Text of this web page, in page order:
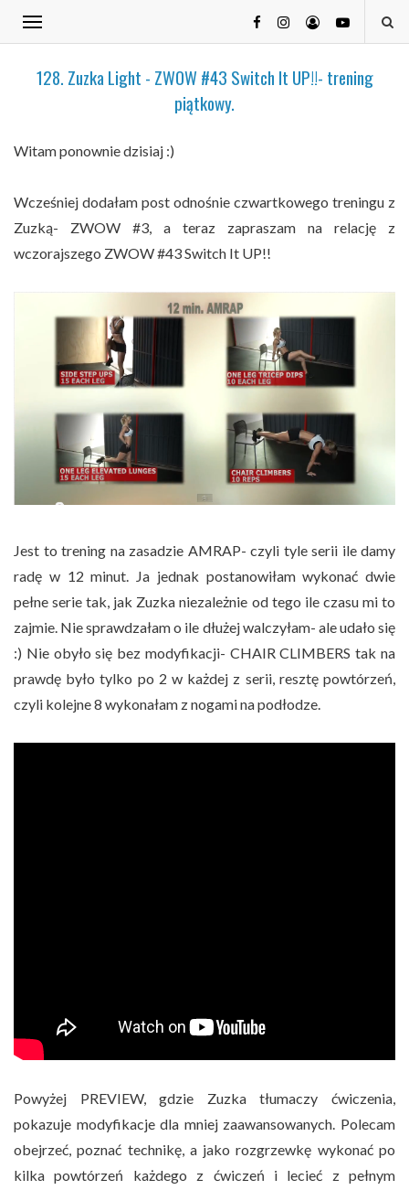
128. Zuzka Light - ZWOW #43 Switch It UP!!- trening
piątkowy.
Witam ponownie dzisiaj :)
Wcześniej dodałam post odnośnie czwartkowego treningu z
Zuzką- ZWOW #3, a teraz zapraszam na relację z
wczorajszego ZWOW #43 Switch It UP!!
Jest to trening na zasadzie AMRAP- czyli tyle serii ile damy
radę w 12 minut. Ja jednak postanowiłam wykonać dwie
pełne serie tak, jak Zuzka niezależnie od tego ile czasu mi to
zajmie. Nie sprawdzałam o ile dłużej walczyłam- ale udało się
:) Nie obyło się bez modyfikacji- CHAIR CLIMBERS tak na
prawdę było tylko po 2 w każdej z serii, resztę powtórzeń,
czyli kolejne 8 wykonałam z nogami na podłodze.
Powyżej PREVIEW, gdzie Zuzka tłumaczy ćwiczenia,
pokazuje modyfikacje dla mniej zaawansowanych. Polecam
obejrzeć, poznać technikę, a jako rozgrzewkę wykonać po
kilka powtórzeń każdego z ćwiczeń i lecieć z pełnym